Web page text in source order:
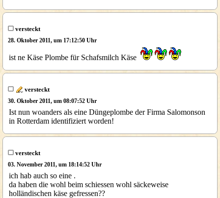
versteckt
28. Oktober 2011, um 17:12:50 Uhr
ist ne Käse Plombe für Schafsmilch Käse
versteckt
30. Oktober 2011, um 08:07:52 Uhr
Ist nun woanders als eine Düngeplombe der Firma Salomonson
in Rotterdam identifiziert worden!
versteckt
03. November 2011, um 18:14:52 Uhr
ich hab auch so eine .
da haben die wohl beim schiessen wohl säckeweise
holländischen käse gefressen??